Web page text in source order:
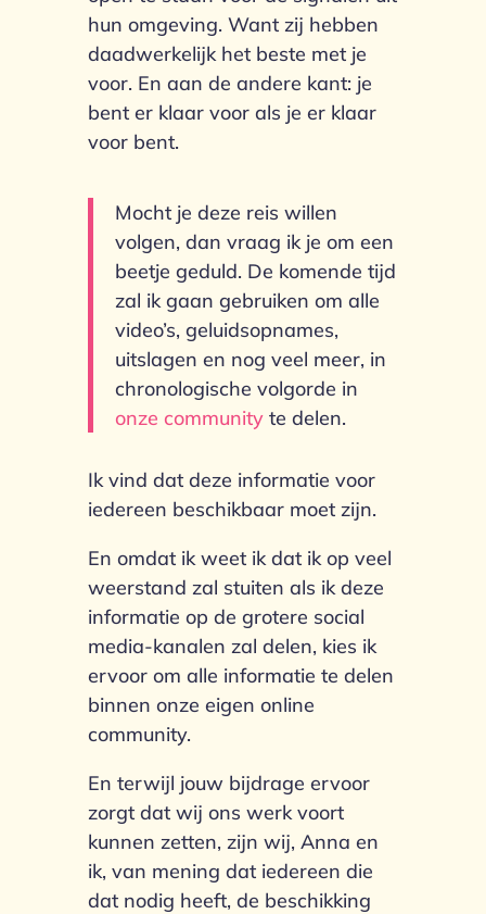
hun omgeving. Want zij hebben
daadwerkelijk het beste met je
voor. En aan de andere kant: je
bent er klaar voor als je er klaar
voor bent.
Mocht je deze reis willen
volgen, dan vraag ik je om een
beetje geduld. De komende tijd
zal ik gaan gebruiken om alle
video’s, geluidsopnames,
uitslagen en nog veel meer, in
chronologische volgorde in
onze communityte delen.
Ik vind dat deze informatie voor
iedereen beschikbaar moet zijn.
En omdat ik weet ik dat ik op veel
weerstand zal stuiten als ik deze
informatie op de grotere social
media-kanalen zal delen, kies ik
ervoor om alle informatie te delen
binnen onze eigen online
community.
En terwijl jouw bijdrage ervoor
zorgt dat wij ons werk voort
kunnen zetten, zijn wij, Anna en
ik, van mening dat iedereen die
dat nodig heeft, de beschikking